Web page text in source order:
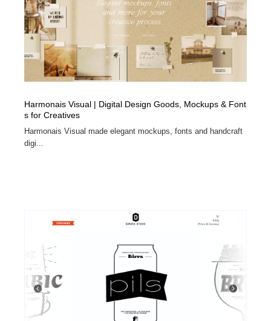
Harmonais Visual | Digital Design Goods, Mockups & Font
s for Creatives
Harmonais Visual made elegant mockups, fonts and handcraft
digi...